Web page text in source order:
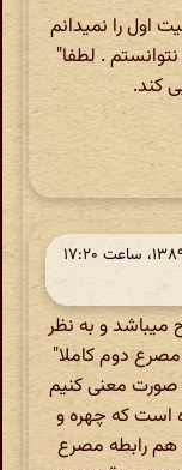
اول را نمیدانم
. لطفا"
کند.
میباشد و به نظر
دوم کاملا"
صورت معنی کنیم
است که چهره و
هم رابطه مصرع